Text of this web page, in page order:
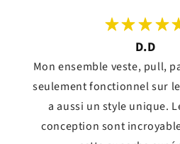
D.D
Mon ensemble veste, pull,
seulement fonctionnel sur
a aussi un style unique.
conception sont